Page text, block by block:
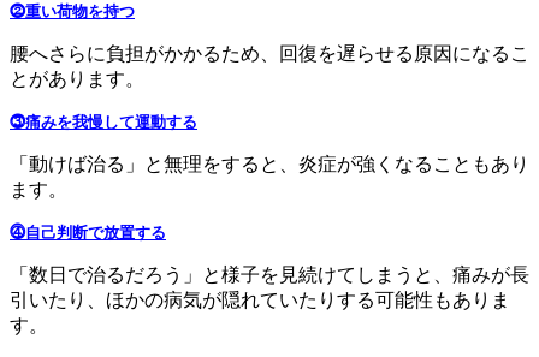
⓶重い荷物を持つ
腰へさらに負担がかかるため、回復を遅らせる原因になるこ
とがあります。
⓷痛みを我慢して運動する
「動けば治る」と無理をすると、炎症が強くなることもあり
ます。
⓸自己判断で放置する
「数日で治るだろう」と様子を見続けてしまうと、痛みが長
引いたり、ほかの病気が隠れていたりする可能性もありま
す。